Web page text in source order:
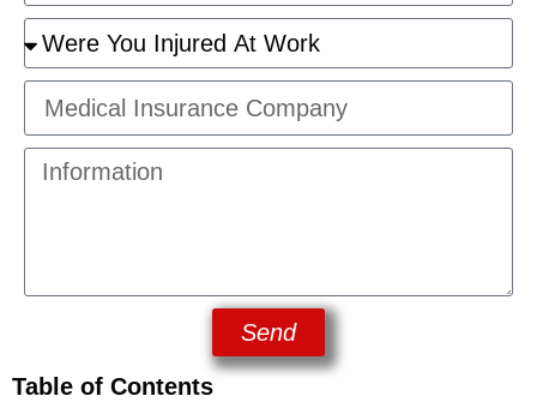
Send
Table of Contents